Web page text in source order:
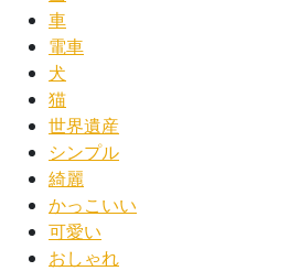
車
電車
犬
猫
世界遺産
シンプル
綺麗
かっこいい
可愛い
おしゃれ